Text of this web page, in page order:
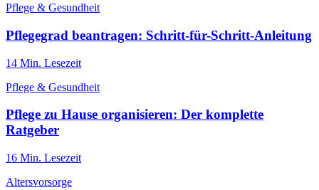
Pflege & Gesundheit
Pflegegrad beantragen: Schritt-für-Schritt-Anleitung
14 Min. Lesezeit
Pflege & Gesundheit
Pflege zu Hause organisieren: Der komplette
Ratgeber
16 Min. Lesezeit
Altersvorsorge